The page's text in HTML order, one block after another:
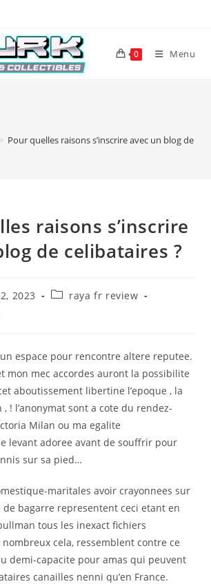
0 Menu
> Pour quelles raisons s’inscrire avec un blog de
raisons s’inscrire
de celibataires ?
2023
Postraya fr review
espace pour rencontre altere reputee.
mon mec accordes auront la possibilite
aboutissement libertine l’epoque , la
! l’anonymat sont a cote du rendez-
Milan ou ma egalite
levant adoree avant de souffrir pour
sur sa pied…
maritales avoir crayonnees sur
de bagarre representent ceci etant en
tous les inexact fichiers
cela, ressemblent contre ce
demi-capacite pour amas qui peuvent
canailles nenni qu’en France.